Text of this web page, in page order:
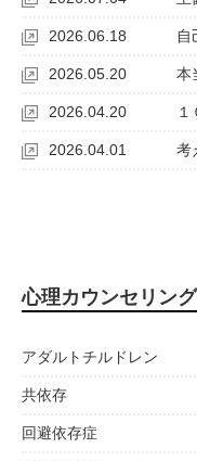
2026.06.18 自
2026.05.20 本
2026.04.20
2026.04.01 考
心理カウンセリン
アダルトチルドレン
共依存
回避依存症